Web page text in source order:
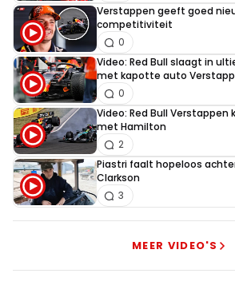
Verstappen geeft goed
competitiviteit
0
Video: Red Bull slaagt in
met kapotte auto
0
Video: Red Bull Verstappen
met Hamilton
2
Piastri faalt hopeloos
Clarkson
3
MEER VIDEO'S